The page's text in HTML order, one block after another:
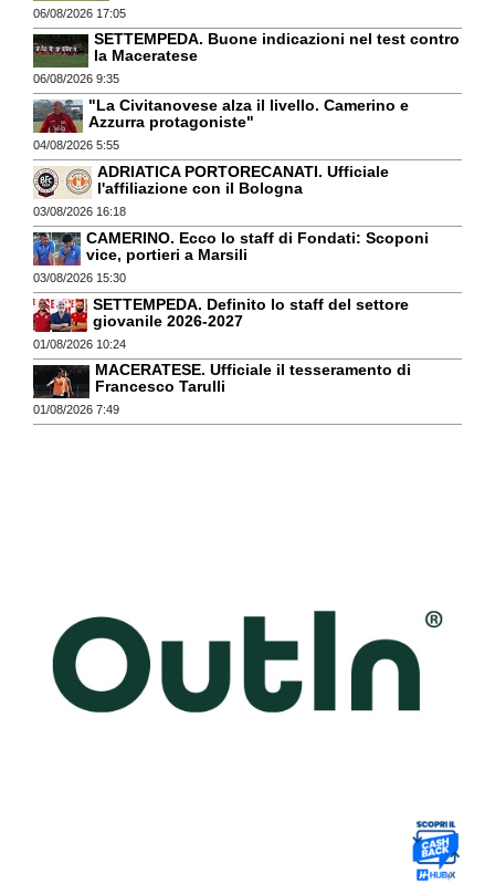
06/08/2026 17:05
SETTEMPEDA. Buone indicazioni nel test contro
la Maceratese
06/08/2026 9:35
"La Civitanovese alza il livello. Camerino e
Azzurra protagoniste"
04/08/2026 5:55
ADRIATICA PORTORECANATI. Ufficiale
l'affiliazione con il Bologna
03/08/2026 16:18
CAMERINO. Ecco lo staff di Fondati: Scoponi
vice, portieri a Marsili
03/08/2026 15:30
SETTEMPEDA. Definito lo staff del settore
giovanile 2026-2027
01/08/2026 10:24
MACERATESE. Ufficiale il tesseramento di
Francesco Tarulli
01/08/2026 7:49